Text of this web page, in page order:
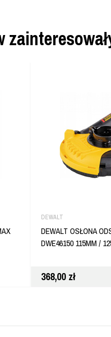
DEWALT
DEWALT OSŁONA
DWE46150 115MM /
368,00 zł